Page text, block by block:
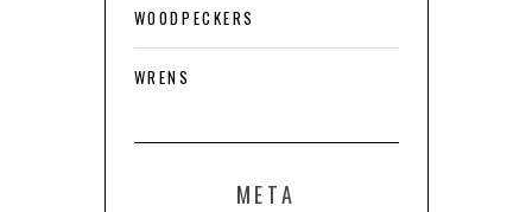
WOODPECKERS
WRENS
META